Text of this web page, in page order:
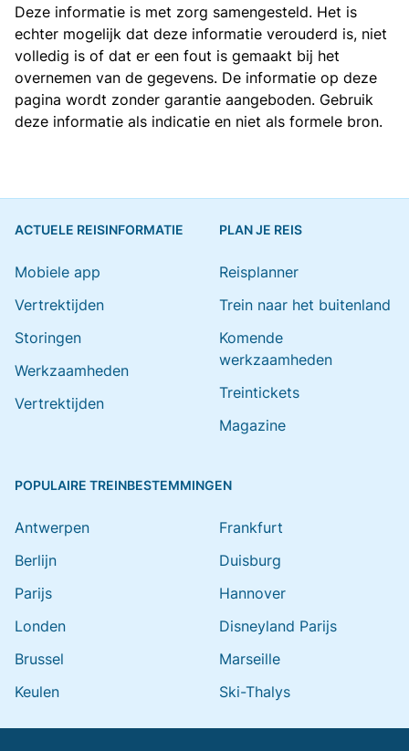
Deze informatie is met zorg samengesteld. Het is
echter mogelijk dat deze informatie verouderd is, niet
volledig is of dat er een fout is gemaakt bij het
overnemen van de gegevens. De informatie op deze
pagina wordt zonder garantie aangeboden. Gebruik
deze informatie als indicatie en niet als formele bron.
ACTUELE REISINFORMATIE
Mobiele app
Vertrektijden
Storingen
Werkzaamheden
Vertrektijden
PLAN JE REIS
Reisplanner
Trein naar het buitenland
Komende
werkzaamheden
Treintickets
Magazine
POPULAIRE TREINBESTEMMINGEN
Antwerpen
Berlijn
Parijs
Londen
Brussel
Keulen
Frankfurt
Duisburg
Hannover
Disneyland Parijs
Marseille
Ski-Thalys